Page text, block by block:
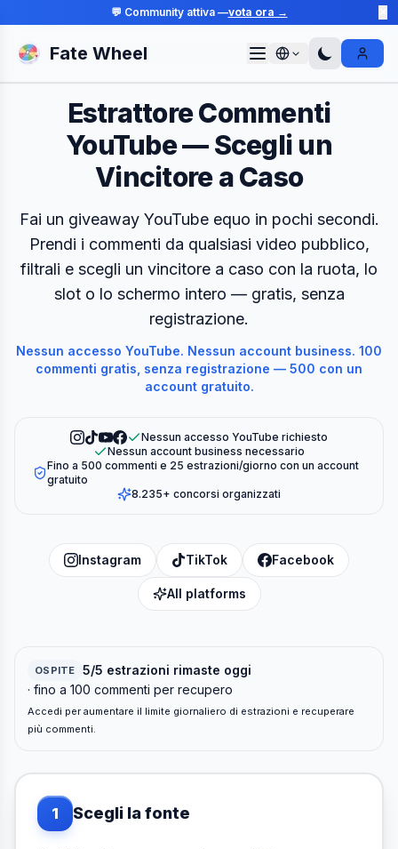
💬 Community attiva —vota ora →
Fate Wheel Sign In
Estrattore Commenti
YouTube — Scegli un
Vincitore a Caso
Fai un giveaway YouTube equo in pochi secondi.
Prendi i commenti da qualsiasi video pubblico,
filtrali e scegli un vincitore a caso con la ruota, lo
slot o lo schermo intero — gratis, senza
registrazione.
Nessun accesso YouTube. Nessun account business. 100
commenti gratis, senza registrazione — 500 con un
account gratuito.
Nessun accesso YouTube richiesto
Nessun account business necessario
Fino a 500 commenti e 25 estrazioni/giorno con un account
gratuito
8.235+ concorsi organizzati
Instagram TikTok Facebook
All platforms
OSPITE
5/5 estrazioni rimaste oggi
· fino a 100 commenti per recupero
Accedi per aumentare il limite giornaliero di estrazioni e recuperare
più commenti.
1 Scegli la fonte